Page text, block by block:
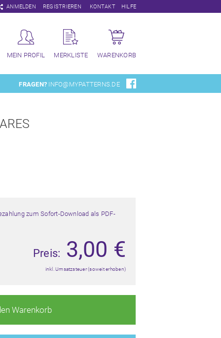
ANMELDEN
Navigation
überspringen
REGISTRIEREN KONTAKT HILFE
MEIN PROFIL MERKLISTE WARENKORB
FRAGEN? INFO@MYPATTERNS.DE
zum Sofort-Download als PDF-
Preis: 3,00 €
inkl. Umsatzsteuer (soweit erhoben)
Warenkorb